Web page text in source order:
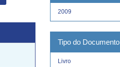
2009
Tipo do Documento
Livro